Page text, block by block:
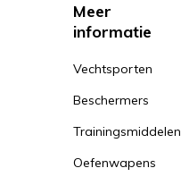
Meer
informatie
Vechtsporten
Beschermers
Trainingsmiddelen
Oefenwapens